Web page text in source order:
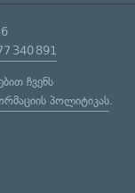
340 891
ჩვენს
პოლიტიკას.